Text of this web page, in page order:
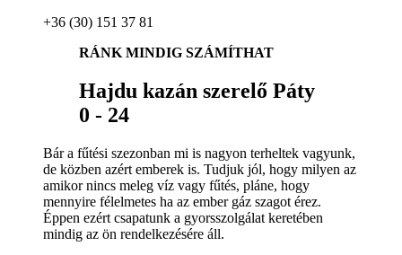
+36 (30) 151 37 81
RÁNK MINDIG SZÁMÍTHAT
Hajdu kazán szerelő Páty
0 - 24
Bár a fűtési szezonban mi is nagyon terheltek vagyunk,
de közben azért emberek is. Tudjuk jól, hogy milyen az
amikor nincs meleg víz vagy fűtés, pláne, hogy
mennyire félelmetes ha az ember gáz szagot érez.
Éppen ezért csapatunk a gyorsszolgálat keretében
mindig az ön rendelkezésére áll.